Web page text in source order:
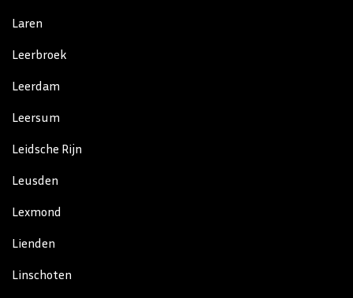
Laren
Leerbroek
Leerdam
Leersum
Leidsche Rijn
Leusden
Lexmond
Lienden
Linschoten